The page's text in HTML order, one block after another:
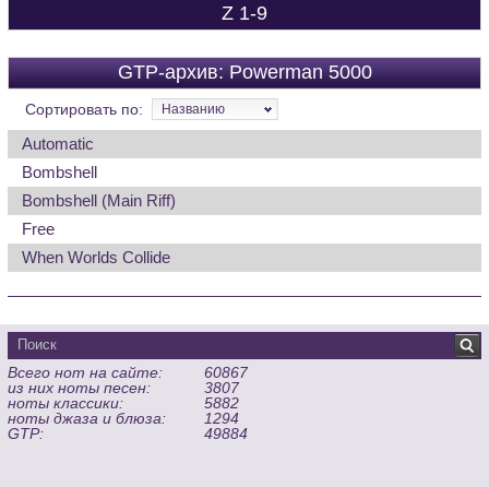
Z 1-9
GTP-архив: Powerman 5000
Сортировать по: Названию
Automatic
Bombshell
Bombshell (Main Riff)
Free
When Worlds Collide
Всего нот на сайте:
60867
из них ноты песен:
3807
ноты классики:
5882
ноты джаза и блюза:
1294
GTP:
49884